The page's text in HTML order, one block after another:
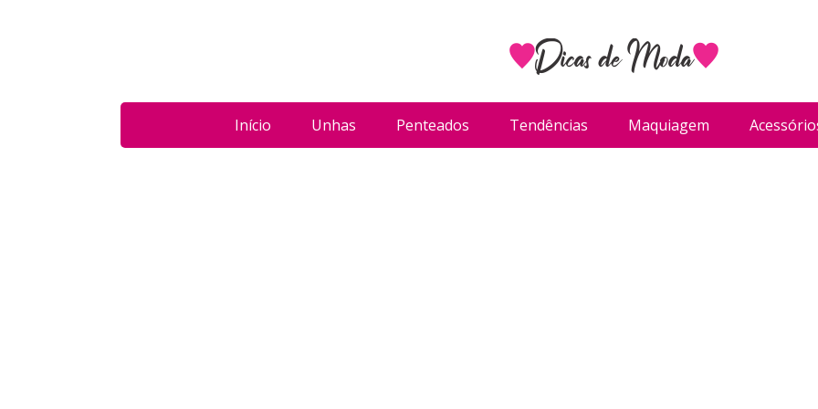
Início Unhas Penteados Tendências Maquiagem